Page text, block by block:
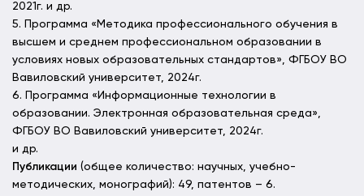
2021г. и др.
5. Программа «Методика профессионального обучения в
высшем и среднем профессиональном образовании в
условиях новых образовательных стандартов», ФГБОУ ВО
Вавиловский университет, 2024г.
6. Программа «Информационные технологии в
образовании. Электронная образовательная среда»,
ФГБОУ ВО Вавиловский университет, 2024г.
и др.
Публикации (общее количество: научных, учебно-
методических, монографий): 49, патентов – 6.